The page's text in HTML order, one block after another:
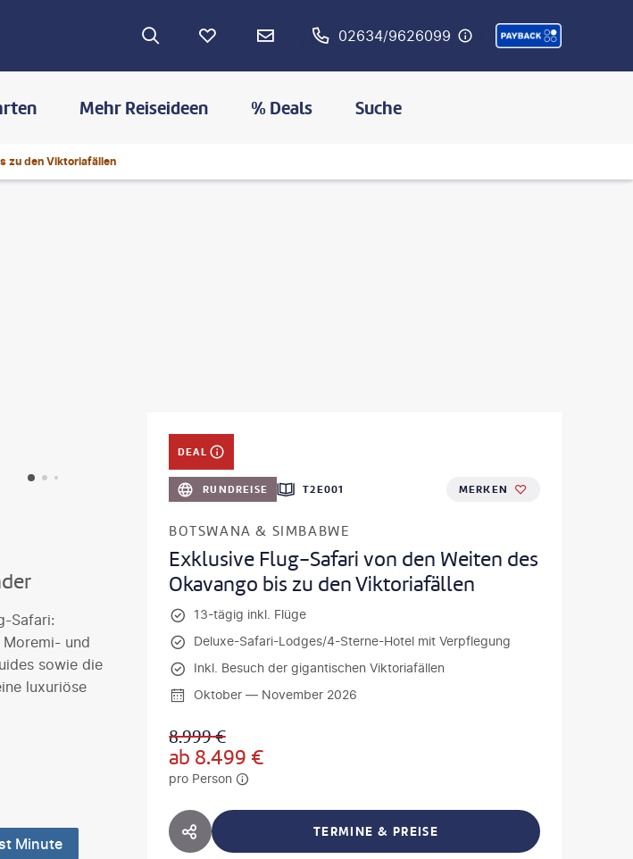
02634/9626099
Mehr Reiseideen % Deals Suche
zu den Viktoriafällen
DEAL
RUNDREISE T2E001 MERKEN
BOTSWANA & SIMBABWE
Exklusive Flug-Safari von den Weiten des
Okavango bis zu den Viktoriafällen
13-tägig inkl. Flüge
Deluxe-Safari-Lodges/4-Sterne-Hotel mit Verpflegung
Inkl. Besuch der gigantischen Viktoriafällen
Oktober — November 2026
8.999€
ab 8.499 €
pro Person
HOTEL TEILEN TERMINE & PREISE
Safari:
und
sowie die
luxuriöse
Minute